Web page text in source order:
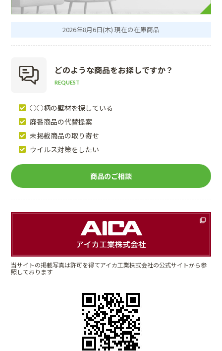
2026年8月6日(木) 現在の在庫商品
どのような商品をお探しですか？
REQUEST
○○柄の壁材を探している
廃番商品の代替提案
未掲載商品の取り寄せ
ウイルス対策をしたい
商品のご相談
当サイトの掲載写真は許可を得てアイカ工業株式会社の公式サイトから参
照しております